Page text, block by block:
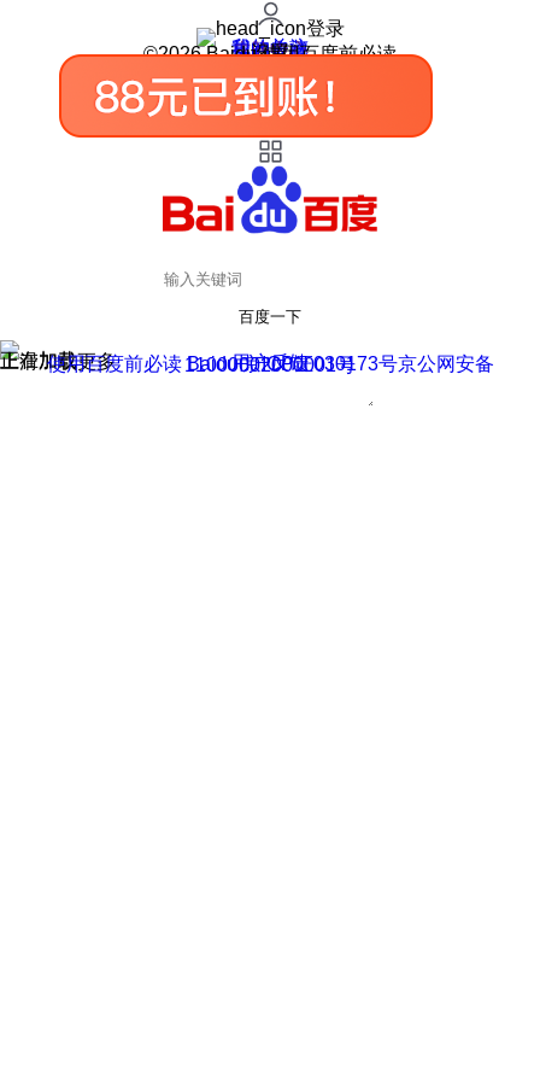
登录
我的关注
我的收藏
皮肤中心
用户反馈
设置
©2026 Baidu 使用百度前必读
百度一下
正在加载
上滑加载更多 用户反馈
使用百度前必读 Baidu 京ICP证030173号
京公网安备11000002000001号